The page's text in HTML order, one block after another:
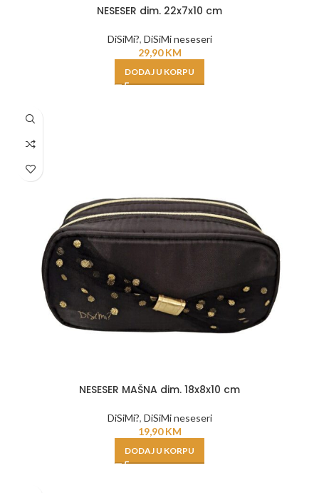
NESESER dim. 22x7x10 cm
DiSiMi?, DiSiMi neseseri
29,90KM
DODAJ U KORPU
NESESER MAŠNA dim. 18x8x10 cm
DiSiMi?, DiSiMi neseseri
19,90KM
DODAJ U KORPU